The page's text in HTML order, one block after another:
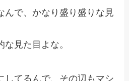
んで、かなり盛り盛りな見
見た目よな。
してるんで、その辺もマシ